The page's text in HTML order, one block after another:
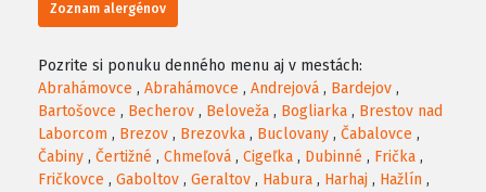
Zoznam alergénov
Pozrite si ponuku denného menu aj v mestách:
Abrahámovce , Abrahámovce , Andrejová , Bardejov ,
Bartošovce , Becherov , Beloveža , Bogliarka , Brestov nad
Laborcom , Brezov , Brezovka , Buclovany , Čabalovce ,
Čabiny , Čertižné , Chmeľová , Cigeľka , Dubinné , Frička ,
Fričkovce , Gaboltov , Geraltov , Habura , Harhaj , Hažlín ,